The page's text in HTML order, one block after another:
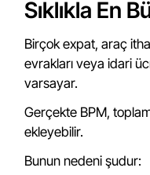
Sıklıkla En
Birçok expat, araç
evrakları veya idari
varsayar.
Gerçekte BPM,
ekleyebilir.
Bunun nedeni şudur: